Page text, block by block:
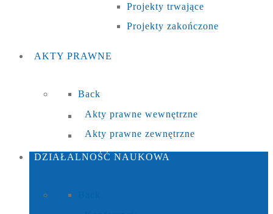
Projekty trwające
Projekty zakończone
AKTY PRAWNE
Back
Akty prawne wewnętrzne
Akty prawne zewnętrzne
DZIAŁALNOŚĆ NAUKOWA